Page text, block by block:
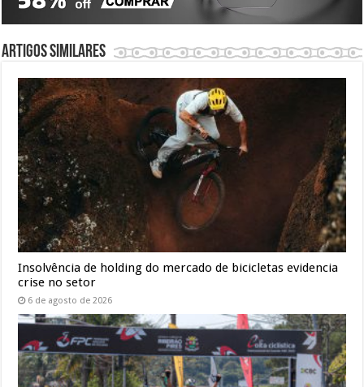
Artigos similares
Insolvência de holding do mercado de bicicletas evidencia
crise no setor
6 de agosto de 2026